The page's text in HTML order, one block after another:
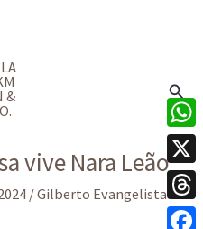
vive Nara Leão
/Gilberto Evangelista -
X